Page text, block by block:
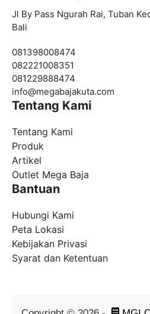
Jl By Pass Ngurah Rai, Tuban
Bali
081398008474
082221008351
081229888474
info@megabajakuta.com
Tentang Kami
Tentang Kami
Produk
Artikel
Outlet Mega Baja
Bantuan
Hubungi Kami
Peta Lokasi
Kebijakan Privasi
Syarat dan Ketentuan